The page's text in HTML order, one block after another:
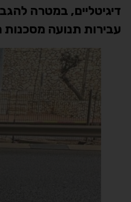
דיגיטליים, במטרה
עבירות תנועה מסכנות